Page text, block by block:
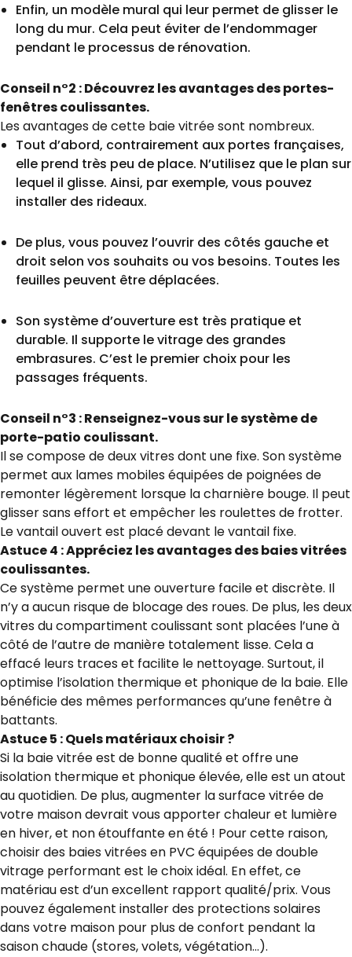
Enfin, un modèle mural qui leur permet de glisser le
long du mur. Cela peut éviter de l’endommager
pendant le processus de rénovation.
Conseil n°2 : Découvrez les avantages des portes-
fenêtres coulissantes.
Les avantages de cette baie vitrée sont nombreux.
Tout d’abord, contrairement aux portes françaises,
elle prend très peu de place. N’utilisez que le plan sur
lequel il glisse. Ainsi, par exemple, vous pouvez
installer des rideaux.
De plus, vous pouvez l’ouvrir des côtés gauche et
droit selon vos souhaits ou vos besoins. Toutes les
feuilles peuvent être déplacées.
Son système d’ouverture est très pratique et
durable. Il supporte le vitrage des grandes
embrasures. C’est le premier choix pour les
passages fréquents.
Conseil n°3 : Renseignez-vous sur le système de
porte-patio coulissant.
Il se compose de deux vitres dont une fixe. Son système
permet aux lames mobiles équipées de poignées de
remonter légèrement lorsque la charnière bouge. Il peut
glisser sans effort et empêcher les roulettes de frotter.
Le vantail ouvert est placé devant le vantail fixe.
Astuce 4 : Appréciez les avantages des baies vitrées
coulissantes.
Ce système permet une ouverture facile et discrète. Il
n’y a aucun risque de blocage des roues. De plus, les deux
vitres du compartiment coulissant sont placées l’une à
côté de l’autre de manière totalement lisse. Cela a
effacé leurs traces et facilite le nettoyage. Surtout, il
optimise l’isolation thermique et phonique de la baie. Elle
bénéficie des mêmes performances qu’une fenêtre à
battants.
Astuce 5 : Quels matériaux choisir ?
Si la baie vitrée est de bonne qualité et offre une
isolation thermique et phonique élevée, elle est un atout
au quotidien. De plus, augmenter la surface vitrée de
votre maison devrait vous apporter chaleur et lumière
en hiver, et non étouffante en été ! Pour cette raison,
choisir des baies vitrées en PVC équipées de double
vitrage performant est le choix idéal. En effet, ce
matériau est d’un excellent rapport qualité/prix. Vous
pouvez également installer des protections solaires
dans votre maison pour plus de confort pendant la
saison chaude (stores, volets, végétation…).